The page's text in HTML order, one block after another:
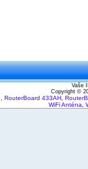
Vaše
Copyright ©
RouterBoard 433AH
WiFi Anténa